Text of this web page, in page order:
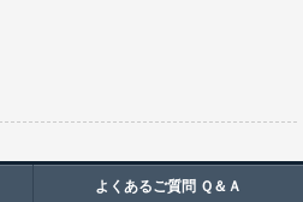
よくあるご質問 Ｑ＆Ａ